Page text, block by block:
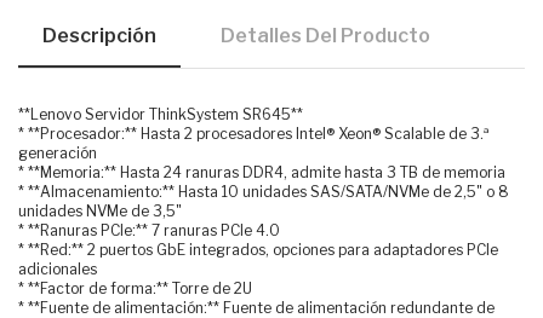
Descripción Detalles Del Producto
**Lenovo Servidor ThinkSystem SR645**
* **Procesador:** Hasta 2 procesadores Intel® Xeon® Scalable de 3.ª
generación
* **Memoria:** Hasta 24 ranuras DDR4, admite hasta 3 TB de memoria
* **Almacenamiento:** Hasta 10 unidades SAS/SATA/NVMe de 2,5" o 8
unidades NVMe de 3,5"
* **Ranuras PCIe:** 7 ranuras PCIe 4.0
* **Red:** 2 puertos GbE integrados, opciones para adaptadores PCIe
adicionales
* **Factor de forma:** Torre de 2U
* **Fuente de alimentación:** Fuente de alimentación redundante de